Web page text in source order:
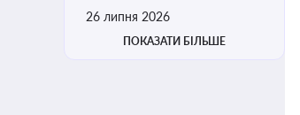
26 липня 2026
ПОКАЗАТИ БІЛЬШЕ